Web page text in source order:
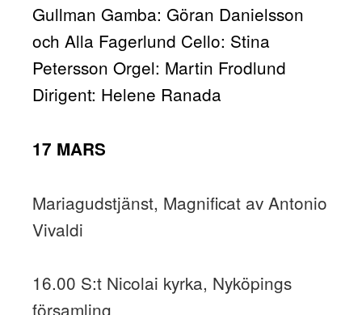
Gullman Gamba: Göran Danielsson
och Alla Fagerlund Cello: Stina
Petersson Orgel: Martin Frodlund
Dirigent: Helene Ranada
17 MARS
Mariagudstjänst, Magnificat av Antonio
Vivaldi
16.00 S:t Nicolai kyrka, Nyköpings
församling